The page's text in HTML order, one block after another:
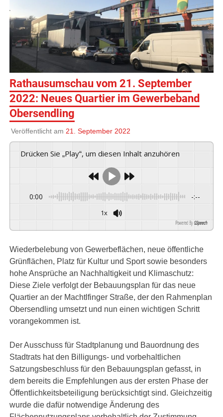
Rathausumschau vom 21. September
2022: Neues Quartier im Gewerbeband
Obersendling
Veröffentlicht am 21. September 2022
Drücken Sie „Play“, um diesen Inhalt anzuhören
0:00 -:--
1x
Powered By GSpeech
Wiederbelebung von Gewerbeflächen, neue öffentliche
Grünflächen, Platz für Kultur und Sport sowie besonders
hohe Ansprüche an Nachhaltigkeit und Klimaschutz:
Diese Ziele verfolgt der Bebauungsplan für das neue
Quartier an der Machtlfinger Straße, der den Rahmenplan
Obersendling umsetzt und nun einen wichtigen Schritt
vorangekommen ist.
Der Ausschuss für Stadtplanung und Bauordnung des
Stadtrats hat den Billigungs- und vorbehaltlichen
Satzungsbeschluss für den Bebauungsplan gefasst, in
dem bereits die Empfehlungen aus der ersten Phase der
Öffentlichkeitsbeteiligung berücksichtigt sind. Gleichzeitig
wurde die dafür notwendige Änderung des